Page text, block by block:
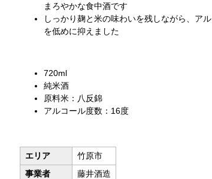
まろやかな食中酒です
しっかり麹と米の味わいを残しながら、ア
を低めに抑えました
720ml
純米酒
原料米：八反錦
アルコール度数：16度
エリア
竹原市
事業者
藤井酒造